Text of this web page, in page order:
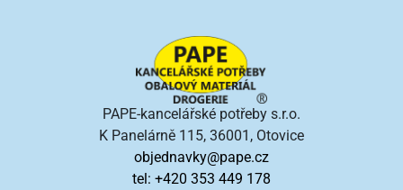
PAPE-kancelářské potřeby s.r.o.
K Panelárně 115, 36001, Otovice
objednavky@pape.cz
tel: +420 353 449 178